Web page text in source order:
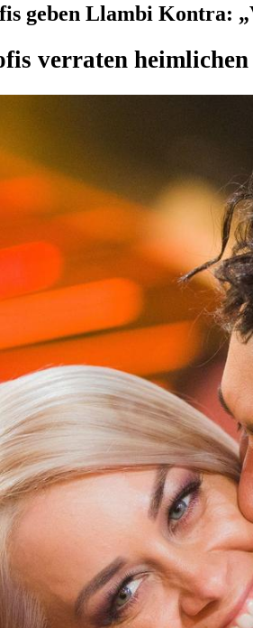
geben Llambi Kontra:
verraten heimlichen